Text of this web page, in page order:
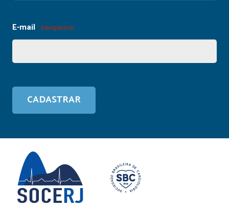
E-mail (obrigatório)